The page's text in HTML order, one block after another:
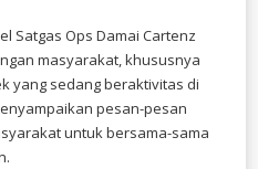
Satgas Ops Damai Cartenz
masyarakat, khususnya
yang sedang beraktivitas di
pesan-pesan
untuk bersama-sama